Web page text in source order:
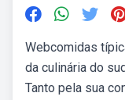
Webcomidas
da culinária do
Tanto pela sua